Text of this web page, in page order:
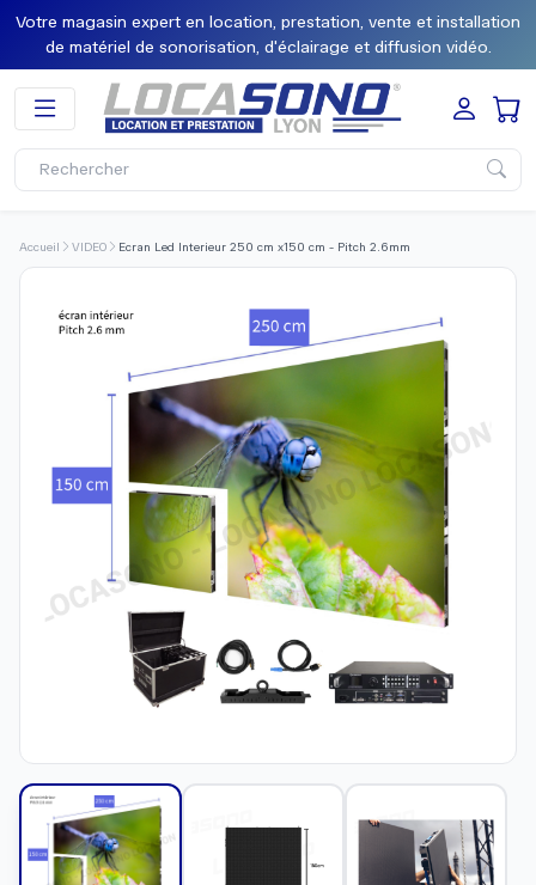
Votre magasin expert en location, prestation, vente et installation
de matériel de sonorisation, d'éclairage et diffusion vidéo.
Accueil VIDEO Ecran Led Interieur 250 cm x150 cm - Pitch 2.6mm